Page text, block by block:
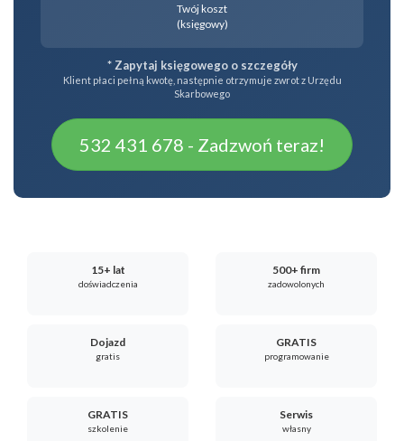
Twój koszt
(księgowy)
* Zapytaj księgowego o szczegóły
Klient płaci pełną kwotę, następnie otrzymuje zwrot z Urzędu
Skarbowego
532 431 678 - Zadzwoń teraz!
15+ lat
doświadczenia
500+ firm
zadowolonych
Dojazd
gratis
GRATIS
programowanie
GRATIS
szkolenie
Serwis
własny